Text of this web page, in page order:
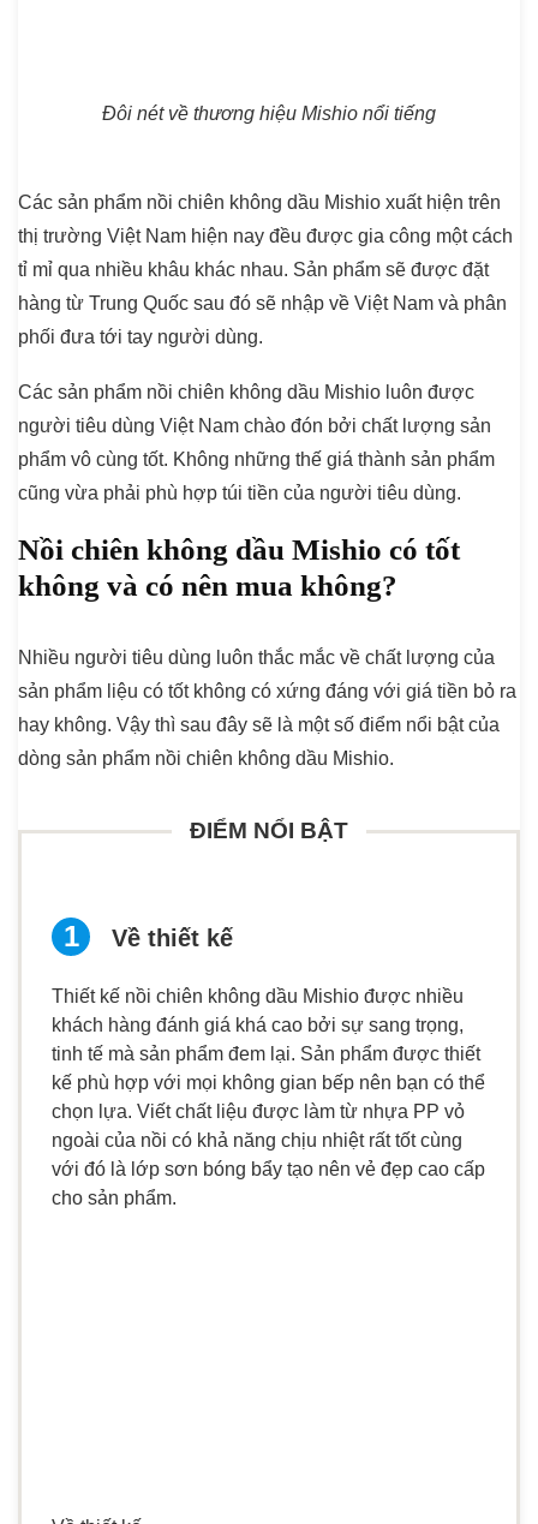
Đôi nét về thương hiệu Mishio nổi tiếng
Các sản phẩm nồi chiên không dầu Mishio xuất hiện trên
thị trường Việt Nam hiện nay đều được gia công một cách
tỉ mỉ qua nhiều khâu khác nhau. Sản phẩm sẽ được đặt
hàng từ Trung Quốc sau đó sẽ nhập về Việt Nam và phân
phối đưa tới tay người dùng.
Các sản phẩm nồi chiên không dầu Mishio luôn được
người tiêu dùng Việt Nam chào đón bởi chất lượng sản
phẩm vô cùng tốt. Không những thế giá thành sản phẩm
cũng vừa phải phù hợp túi tiền của người tiêu dùng.
Nồi chiên không dầu Mishio có tốt
không và có nên mua không?
Nhiều người tiêu dùng luôn thắc mắc về chất lượng của
sản phẩm liệu có tốt không có xứng đáng với giá tiền bỏ ra
hay không. Vậy thì sau đây sẽ là một số điểm nổi bật của
dòng sản phẩm nồi chiên không dầu Mishio.
ĐIỂM NỔI BẬT
Về thiết kế
Thiết kế nồi chiên không dầu Mishio được nhiều
khách hàng đánh giá khá cao bởi sự sang trọng,
tinh tế mà sản phẩm đem lại. Sản phẩm được thiết
kế phù hợp với mọi không gian bếp nên bạn có thể
chọn lựa. Viết chất liệu được làm từ nhựa PP vỏ
ngoài của nồi có khả năng chịu nhiệt rất tốt cùng
với đó là lớp sơn bóng bẩy tạo nên vẻ đẹp cao cấp
cho sản phẩm.